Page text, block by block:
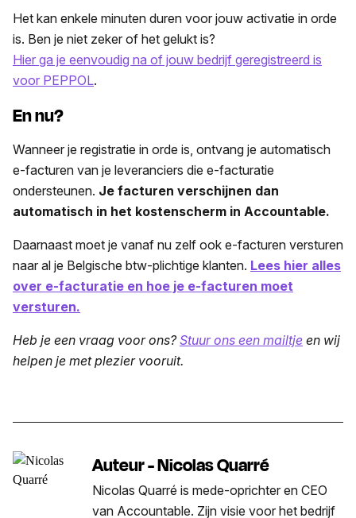
Het kan enkele minuten duren voor jouw activatie in orde
is. Ben je niet zeker of het gelukt is?
Hier ga je eenvoudig na of jouw bedrijf geregistreerd is
voor PEPPOL.
En nu?
Wanneer je registratie in orde is, ontvang je automatisch
e-facturen van je leveranciers die e-facturatie
ondersteunen. Je facturen verschijnen dan
automatisch in het kostenscherm in Accountable.
Daarnaast moet je vanaf nu zelf ook e-facturen versturen
naar al je Belgische btw-plichtige klanten. Lees hier alles
over e-facturatie en hoe je e-facturen moet
versturen.
Heb je een vraag voor ons?Stuur ons een mailtje en wij
helpen je met plezier vooruit.
Auteur - Nicolas Quarré
Nicolas Quarré is mede-oprichter en CEO
van Accountable. Zijn visie voor het bedrijf